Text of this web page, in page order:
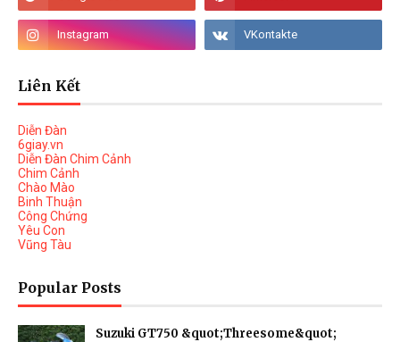
Liên Kết
Diễn Đàn
6giay.vn
Diễn Đàn Chim Cảnh
Chim Cảnh
Chào Mào
Binh Thuận
Công Chứng
Yêu Con
Vũng Tàu
Popular Posts
Suzuki GT750 &quot;Threesome&quot;